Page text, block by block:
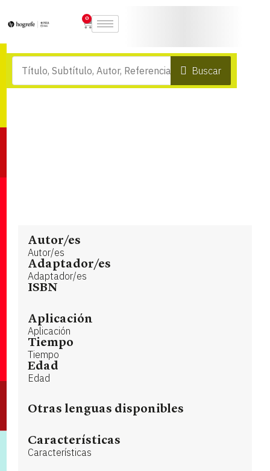
0
Buscar
Autor/es
Autor/es
Adaptador/es
Adaptador/es
ISBN
Aplicación
Aplicación
Tiempo
Tiempo
Edad
Edad
Otras lenguas disponibles
Características
Características